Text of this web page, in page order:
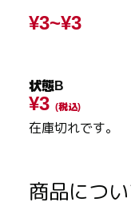
¥3~¥3
状態B
¥3 (税込)
在庫切れです。
商品につ